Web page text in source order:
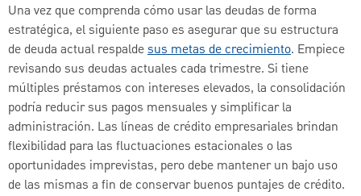
Una vez que comprenda cómo usar las deudas de forma
estratégica, el siguiente paso es asegurar que su estructura
de deuda actual respaldesus metas de crecimiento. Empiece
revisando sus deudas actuales cada trimestre. Si tiene
múltiples préstamos con intereses elevados, la consolidación
podría reducir sus pagos mensuales y simplificar la
administración. Las líneas de crédito empresariales brindan
flexibilidad para las fluctuaciones estacionales o las
oportunidades imprevistas, pero debe mantener un bajo uso
de las mismas a fin de conservar buenos puntajes de crédito.